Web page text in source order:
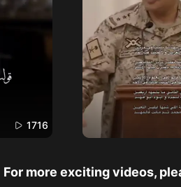
1716
For more exciting videos,